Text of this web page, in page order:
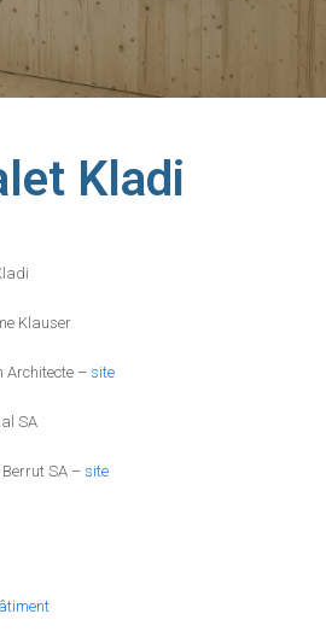
Kladi
Klauser
Architecte – site
SA
Berrut SA – site